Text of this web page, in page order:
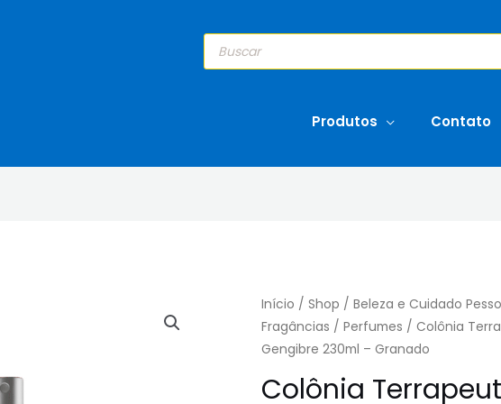
Pesquisar
produtos
Produtos Contato
Início /Shop /Beleza e Cuidado
Fragâncias /Perfumes / Colônia
Gengibre 230ml – Granado
Colônia
e